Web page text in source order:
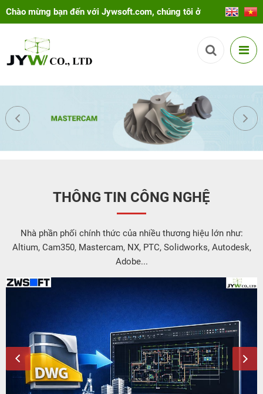
Chào mừng bạn đến với Jywsoft.com, chúng tôi ở
đây để giúp bạn!
THÔNG TIN CÔNG NGHỆ
Nhà phần phối chính thức của nhiều thương hiệu lớn như:
Altium, Cam350, Mastercam, NX, PTC, Solidworks, Autodesk,
Adobe...